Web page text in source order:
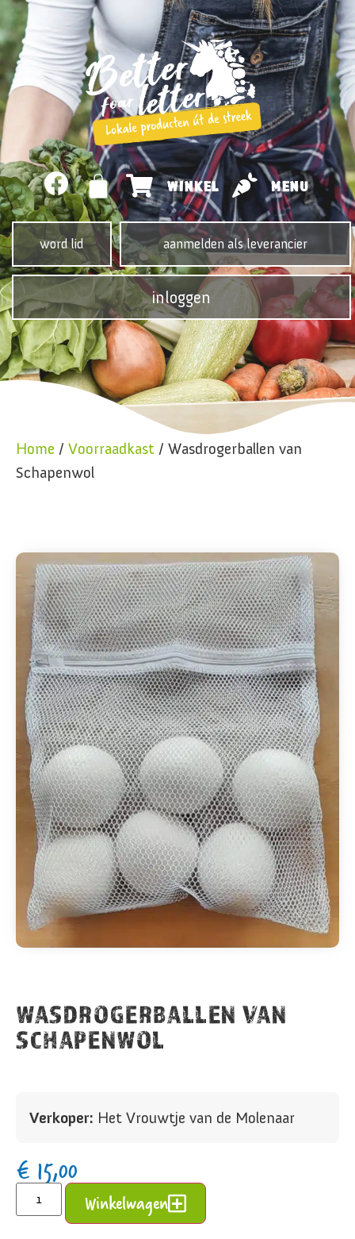
WINKEL MENU
word lid aanmelden als leverancier
inloggen
Home / Voorraadkast / Wasdrogerballen van
Schapenwol
WASDROGERBALLEN VAN
SCHAPENWOL
Verkoper: Het Vrouwtje van de Molenaar
€ 15,00
Winkelwagen